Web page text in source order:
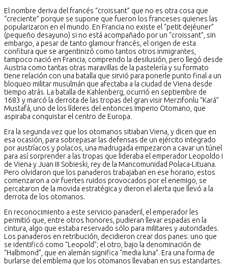
El nombre deriva del francés “croissant” que no es otra cosa que
“creciente” porque se supone que fueron los franceses quienes las
popularizaron en el mundo. En Francia no existe el “petit dejéuner”
(pequeño desayuno) si no está acompañado por un “croissant”, sin
embargo, a pesar de tanto glamour francés, el origen de esta
confitura que se argentinizó como tantos otros inmigrantes,
tampoco nació en Francia, comprendo la desilusión, pero llegó desde
Austria como tantas otras maravillas de la pastelería y su formato
tiene relación con una batalla que sirvió para ponerle punto final a un
bloqueo militar musulmán que afectaba a la ciudad de Viena desde
tiempo atrás. La batalla de Kahlenberg, ocurrió en septiembre de
1683 y marcó la derrota de las tropas del gran visir Merzifonlu “Kará”
Mustafá, uno de los líderes del entonces Imperio Otomano, que
aspiraba conquistar el centro de Europa.
Era la segunda vez que los otomanos sitiaban Viena, y dicen que en
esa ocasión, para sobrepasar las defensas de un ejército integrado
por austríacos y polacos, una madrugada empezaron a cavar un túnel
para así sorprender a las tropas que lideraba el emperador Leopoldo I
de Viena y Juan III Sobieski, rey de la Mancomunidad Polaca-Lituana.
Pero olvidaron que los panaderos trabajaban en ese horario, estos
comenzaron a oir fuertes ruidos provocados por el enemigo, se
percataron de la movida estratégica y dieron el alerta que llevó a la
derrota de los otomanos.
En reconocimiento a este servicio panaderil, el emperador les
permitió que, entre otros honores, pudieran llevar espadas en la
cintura, algo que estaba reservado sólo para militares y autoridades.
Los panaderos en retribución, decidieron crear dos panes: uno que
se identificó como “Leopold”; el otro, bajo la denominación de
“Halbmond”, que en alemán significa “media luna”. Era una forma de
burlarse del emblema que los otomanos llevaban en sus estandartes.